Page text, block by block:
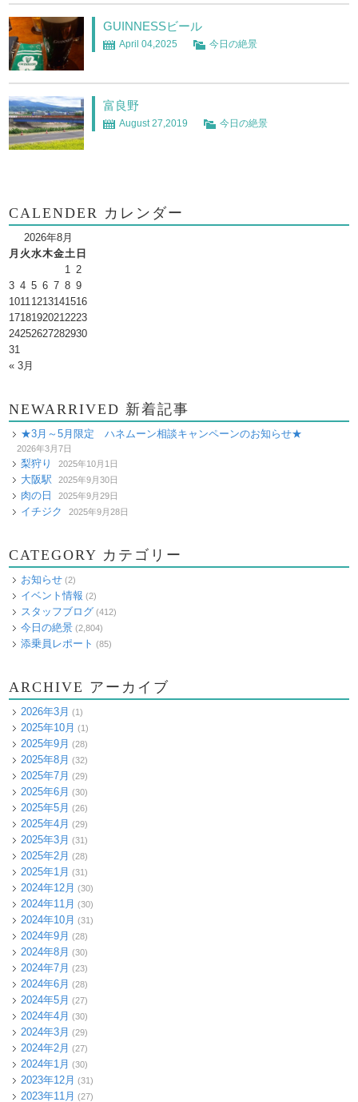
GUINNESSビール
April 04,2025 今日の絶景
富良野
August 27,2019 今日の絶景
CALENDER カレンダー
2026年8月
月 火水木金土 日
1 2
3 4 5 6 7 8 9
10111213141516
17181920212223
24252627282930
31
« 3月
NEWARRIVED 新着記事
★3月～5月限定 ハネムーン相談キャンペーンのお知らせ★
2026年3月7日
梨狩り 2025年10月1日
大阪駅 2025年9月30日
肉の日 2025年9月29日
イチジク 2025年9月28日
CATEGORY カテゴリー
お知らせ (2)
イベント情報 (2)
スタッフブログ (412)
今日の絶景 (2,804)
添乗員レポート (85)
ARCHIVE アーカイブ
2026年3月 (1)
2025年10月 (1)
2025年9月 (28)
2025年8月 (32)
2025年7月 (29)
2025年6月 (30)
2025年5月 (26)
2025年4月 (29)
2025年3月 (31)
2025年2月 (28)
2025年1月 (31)
2024年12月 (30)
2024年11月 (30)
2024年10月 (31)
2024年9月 (28)
2024年8月 (30)
2024年7月 (23)
2024年6月 (28)
2024年5月 (27)
2024年4月 (30)
2024年3月 (29)
2024年2月 (27)
2024年1月 (30)
2023年12月 (31)
2023年11月 (27)